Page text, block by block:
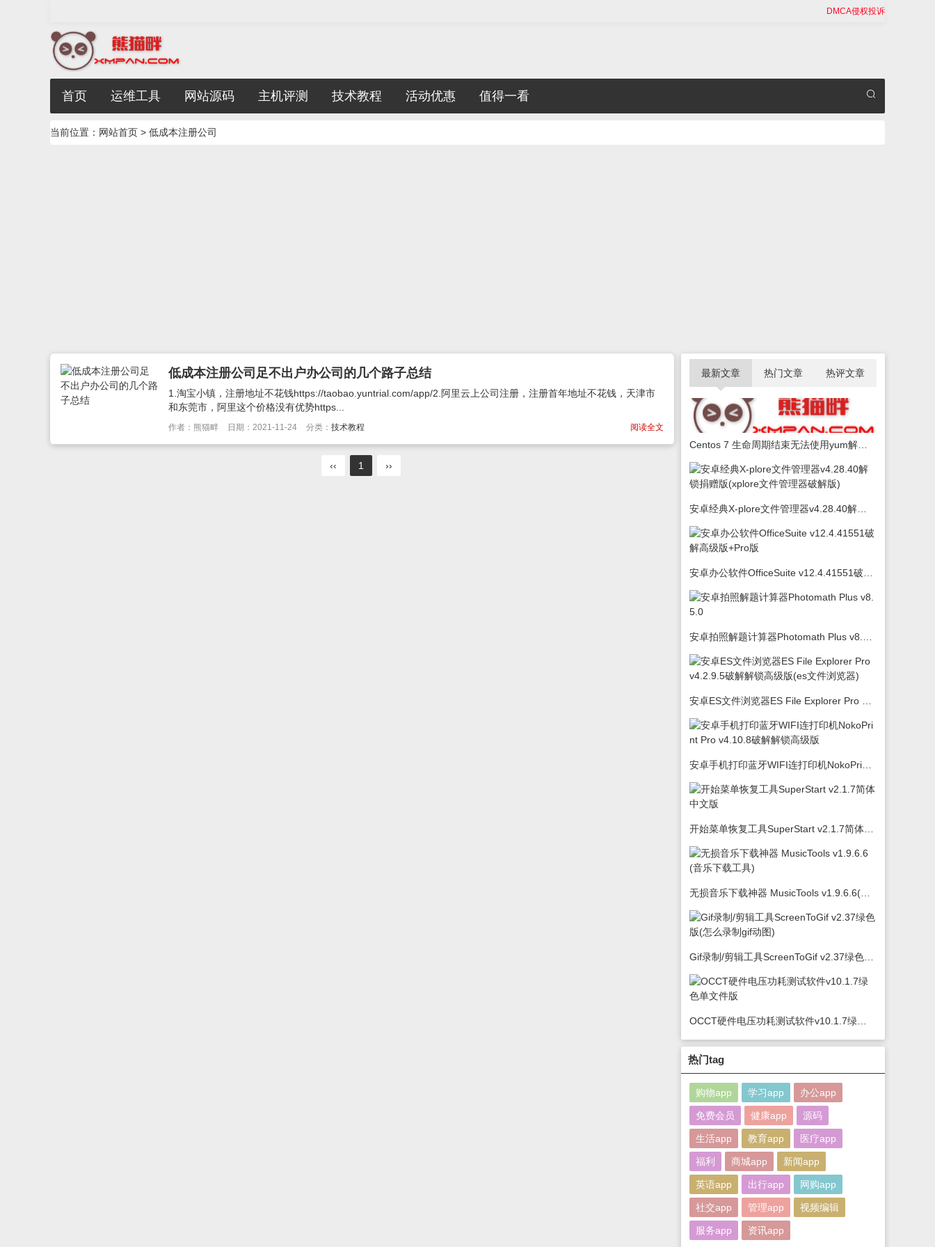
DMCA侵权投诉
首页 运维工具 网站源码 主机评测 技术教程 活动优惠 值得一看
当前位置： 网站首页 > 低成本注册公司
低成本注册公司足不出户办公司的几个路子总结
1.淘宝小镇，注册地址不花钱https://taobao.yuntrial.com/app/2.阿里云上公司注册，注册首年地址不花钱，天津市
和东莞市，阿里这个价格没有优势https...
阅读全文
作者：熊猫畔 日期：2021-11-24 分类： 技术教程
‹‹ 1 ››
最新文章 热门文章 热评文章
热门tag
购物app 学习app 办公app
免费会员 健康app 源码
生活app 教育app 医疗app
福利 商城app 新闻app
英语app 出行app 网购app
社交app 管理app 视频编辑
服务app 资讯app